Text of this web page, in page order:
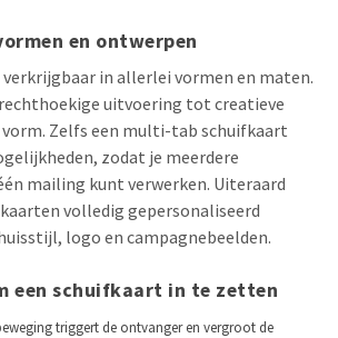
en ontwerpen
in allerlei vormen en maten.
uitvoering tot creatieve
Zelfs een multi-tab schuifkaart
zodat je meerdere
mailing kunt verwerken. Uiteraard
volledig gepersonaliseerd
logo en campagnebeelden.
een schuifkaart in te zetten
triggert de ontvanger en vergroot de